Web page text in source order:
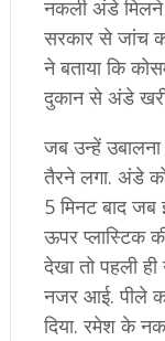
नकली अंडे मिलने
सरकार से जांच
ने बताया कि
दुकान से अंडे
जब उन्हें
तैरने लगा. अंडे
5 मिनट बाद जब
ऊपर प्लास्टिक
देखा तो पहली
नजर आई. पीले
दिया. रमेश के